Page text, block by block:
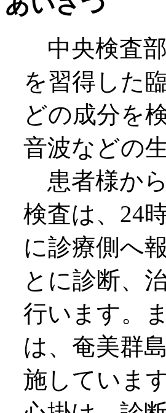
中央検査
を習得した
どの成分を
音波などの
患者様か
検査は、24
に診療側へ
とに診断、
行います。
は、奄美群
施していま